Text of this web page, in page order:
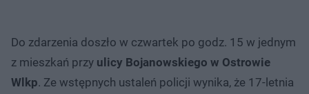
Do zdarzenia doszło w czwartek po godz. 15 w jednym
z mieszkań przy ulicy Bojanowskiego w Ostrowie
Wlkp. Ze wstępnych ustaleń policji wynika, że 17-letnia